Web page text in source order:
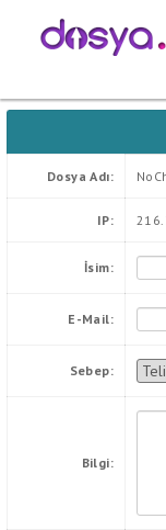
Dosya Adı:
IP:
İsim:
E-Mail:
Sebep:
Bilgi: